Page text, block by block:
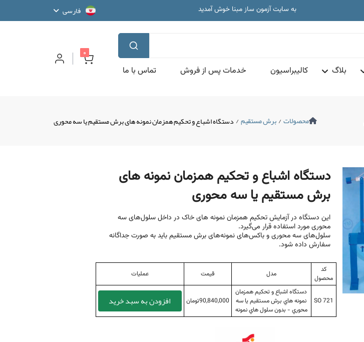
به سایت آزمون ساز مبنا خوش آمدید
تجهیزات آزمایشگاهی
دانش بنیان
فارسی
بلاگ کالیبراسیون خدمات پس از فروش تماس با ما
0
پیام جدید
محصولات/برش مستقیم/ دستگاه اشباع و تحکیم همزمان نمونه های برش مستقیم یا سه محوری
دستگاه اشباع و تحکیم همزمان نمونه های
برش مستقیم یا سه محوری
این دستگاه در آزمایش تحکیم همزمان نمونه های خاک در داخل سلول‌های سه
محوری مورد استفاده قرار می‌گیرد.
سلول‌های سه محوری و باکس‌های نمونه‌های برش مستقیم باید به صورت جداگانه
سفارش داده شود.
کد
محصول
مدل قیمت عملیات
SO 721
دستگاه اشباع و تحكيم همزمان
نمونه هاي برش مستقيم يا سه
محوري - بدون سلول هاي نمونه
90,840,000تومان افزودن به سبد خرید